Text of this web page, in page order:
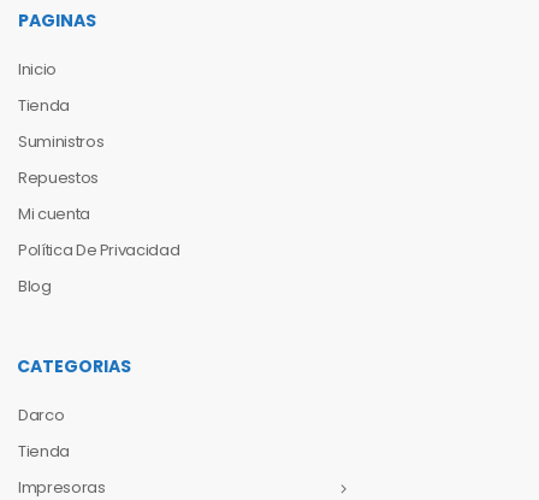
PAGINAS
Inicio
Tienda
Suministros
Repuestos
Mi cuenta
Política De Privacidad
Blog
CATEGORIAS
Darco
Tienda
Impresoras